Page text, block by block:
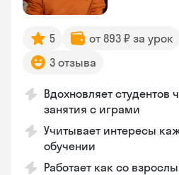
5 от 893 ₽ за урок
3 отзыва
Вдохновляет студентов
занятия с играми
Учитывает интересы
обучении
Работает как со